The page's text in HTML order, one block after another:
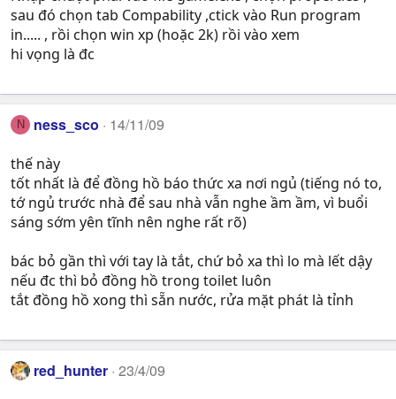
sau đó chọn tab Compability ,ctick vào Run program
in..... , rồi chọn win xp (hoặc 2k) rồi vào xem
hi vọng là đc
N ness_sco 14/11/09
thế này
tốt nhất là để đồng hồ báo thức xa nơi ngủ (tiếng nó to,
tớ ngủ trước nhà để sau nhà vẫn nghe ầm ầm, vì buổi
sáng sớm yên tĩnh nên nghe rất rõ)
bác bỏ gần thì với tay là tắt, chứ bỏ xa thì lo mà lết dậy
nếu đc thì bỏ đồng hồ trong toilet luôn
tắt đồng hồ xong thì sẵn nước, rửa mặt phát là tỉnh
red_hunter 23/4/09